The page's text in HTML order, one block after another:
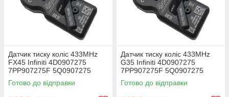
Датчик тиску коліс 433MHz
FX45 Infiniti 4D0907275
7PP907275F 5Q0907275
36106877937 407001628R
Готово до відправки
Датчик тиску коліс 433MHz
G35 Infiniti 4D0907275
7PP907275F 5Q0907275
36106877937 407001628R
Готово до відправки